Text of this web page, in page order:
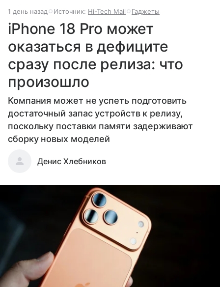
1 день назад Источник: Hi-Tech Mail Гаджеты
iPhone 18 Pro может
оказаться в дефиците
сразу после релиза: что
произошло
Компания может не успеть подготовить
достаточный запас устройств к релизу,
поскольку поставки памяти задерживают
сборку новых моделей
Денис Хлебников